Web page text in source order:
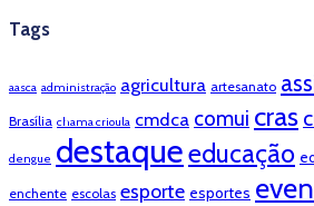
Tags
aasca administração agricultura artesanato
Brasília chama crioula cmdca comui cras
dengue destaqueeducação
enchente escolas esporte esportes